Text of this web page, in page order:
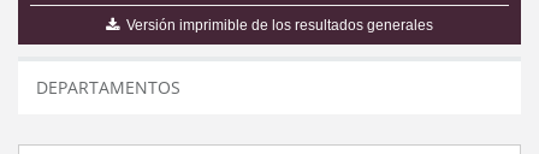
Versión imprimible de los resultados generales
DEPARTAMENTOS